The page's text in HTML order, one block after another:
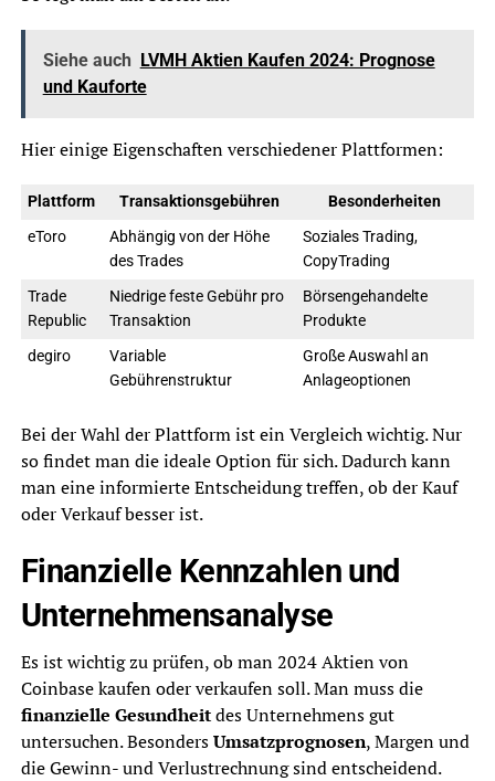
Siehe auch LVMH Aktien Kaufen 2024: Prognose
und Kauforte
Hier einige Eigenschaften verschiedener Plattformen:
Plattform Transaktionsgebühren
Besonderheiten
eToro
Abhängig von der Höhe
des Trades
Soziales Trading,
CopyTrading
Trade
Republic
Niedrige feste Gebühr pro
Transaktion
Börsengehandelte
Produkte
degiro
Variable
Gebührenstruktur
Große Auswahl an
Anlageoptionen
Bei der Wahl der Plattform ist ein Vergleich wichtig. Nur
so findet man die ideale Option für sich. Dadurch kann
man eine informierte Entscheidung treffen, ob der Kauf
oder Verkauf besser ist.
Finanzielle Kennzahlen und
Unternehmensanalyse
Es ist wichtig zu prüfen, ob man 2024 Aktien von
Coinbase kaufen oder verkaufen soll. Man muss die
finanzielle Gesundheitdes Unternehmens gut
untersuchen. BesondersUmsatzprognosen, Margen und
die Gewinn- und Verlustrechnung sind entscheidend.